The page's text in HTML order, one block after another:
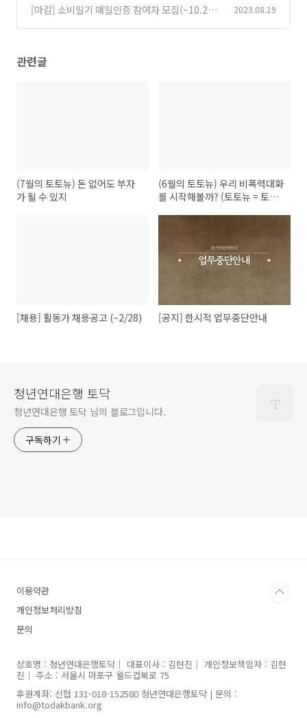
[마감] 소비일기 매일인증 참여자 모집(~10.29까
2023.08.19
관련글
(7월의 토토뉴) 돈 없어도 부자
가 될 수 있지
(6월의 토토뉴) 우리 비폭력대화
를 시작해볼까? (토토뉴 = 토요
[채용] 활동가 채용공고 (~2/28) [공지] 한시적 업무중단안내
청년연대은행 토닥
청년연대은행 토닥 님의 블로그입니다.
구독하기
이용약관
개인정보처리방침
문의
상호명 : 청년연대은행토닥｜ 대표이사 : 김현진｜ 개인정보책임자 : 김현
진｜ 주소 : 서울시 마포구 월드컵북로 75
후원계좌: 신협 131-018-152580 청년연대은행토닥 | 문의 :
info@todakbank.org